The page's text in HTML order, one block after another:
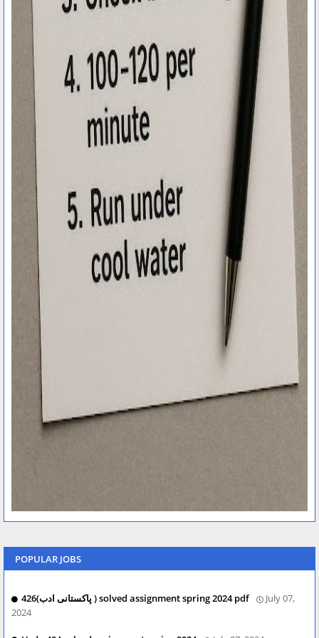
POPULAR JOBS
426(پاکستانی ادب ) solved assignment spring 2024 pdf
July 07,
2024